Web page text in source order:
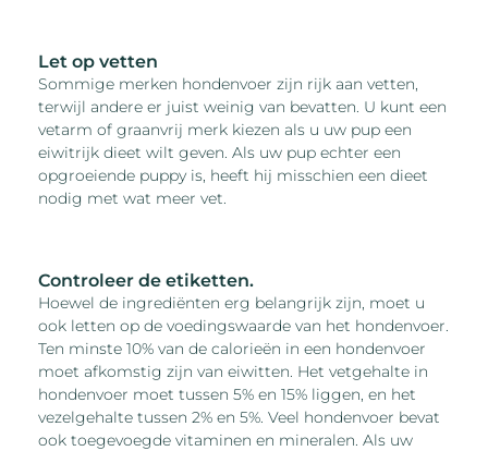
Let op vetten
Sommige merken hondenvoer zijn rijk aan vetten,
terwijl andere er juist weinig van bevatten. U kunt een
vetarm of graanvrij merk kiezen als u uw pup een
eiwitrijk dieet wilt geven. Als uw pup echter een
opgroeiende puppy is, heeft hij misschien een dieet
nodig met wat meer vet.
Controleer de etiketten.
Hoewel de ingrediënten erg belangrijk zijn, moet u
ook letten op de voedingswaarde van het hondenvoer.
Ten minste 10% van de calorieën in een hondenvoer
moet afkomstig zijn van eiwitten. Het vetgehalte in
hondenvoer moet tussen 5% en 15% liggen, en het
vezelgehalte tussen 2% en 5%. Veel hondenvoer bevat
ook toegevoegde vitaminen en mineralen. Als uw